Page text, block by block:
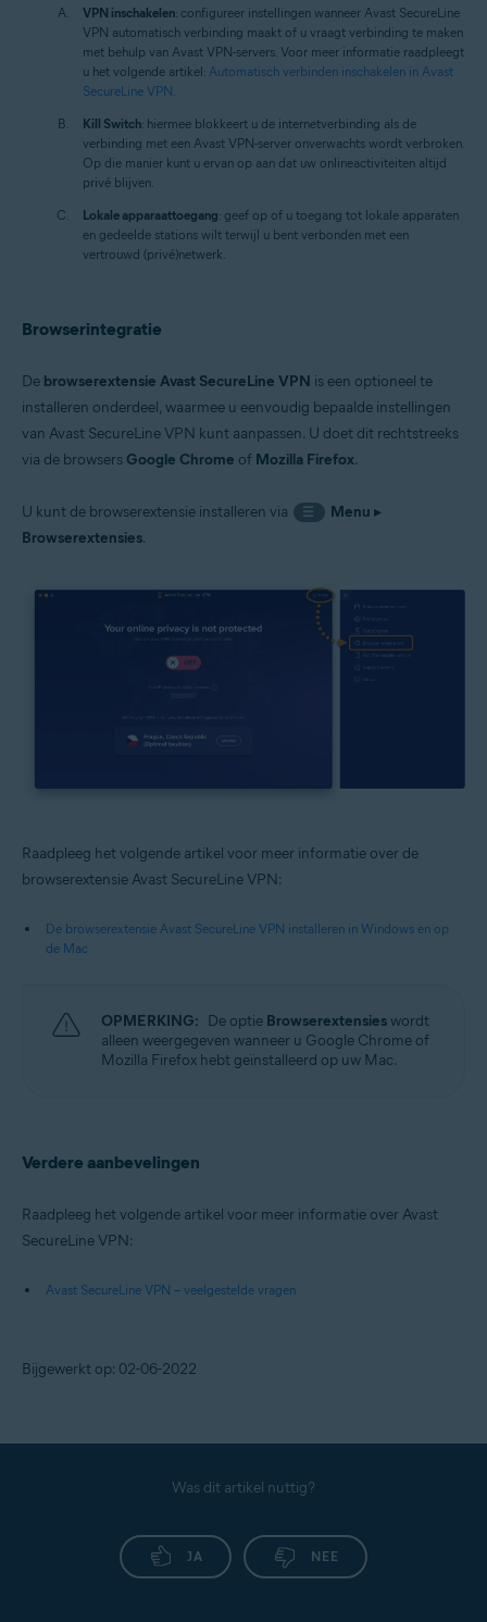
VPN inschakelen: configureer instellingen wanneer Avast SecureLine
VPN automatisch verbinding maakt of u vraagt verbinding te maken
met behulp van Avast VPN-servers. Voor meer informatie raadpleegt
u het volgende artikel: Automatisch verbinden inschakelen in Avast
SecureLine VPN.
Kill Switch: hiermee blokkeert u de internetverbinding als de
verbinding met een Avast VPN-server onverwachts wordt verbroken.
Op die manier kunt u ervan op aan dat uw onlineactiviteiten altijd
privé blijven.
Lokale apparaattoegang: geef op of u toegang tot lokale apparaten
en gedeelde stations wilt terwijl u bent verbonden met een
vertrouwd (privé)netwerk.
Browserintegratie
De browserextensie Avast SecureLine VPN is een optioneel te
installeren onderdeel, waarmee u eenvoudig bepaalde instellingen
van Avast SecureLine VPN kunt aanpassen. U doet dit rechtstreeks
via de browsers Google Chrome of Mozilla Firefox.
U kunt de browserextensie installeren via ☰ Menu ▸
Browserextensies.
Raadpleeg het volgende artikel voor meer informatie over de
browserextensie Avast SecureLine VPN:
De browserextensie Avast SecureLine VPN installeren in Windows en op
de Mac
OPMERKING: De optie Browserextensies wordt
alleen weergegeven wanneer u Google Chrome of
Mozilla Firefox hebt geïnstalleerd op uw Mac.
Verdere aanbevelingen
Raadpleeg het volgende artikel voor meer informatie over Avast
SecureLine VPN:
Avast SecureLine VPN – veelgestelde vragen
Bijgewerkt op: 02-06-2022
Was dit artikel nuttig?
JA NEE